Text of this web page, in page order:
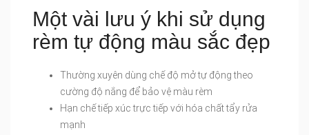
Một vài lưu ý khi sử dụng
rèm tự động màu sắc đẹp
Thường xuyên dùng chế độ mở tự động theo
cường độ nắng để bảo vệ màu rèm
Hạn chế tiếp xúc trực tiếp với hóa chất tẩy rửa
mạnh